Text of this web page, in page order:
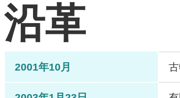
沿革
2001年10月